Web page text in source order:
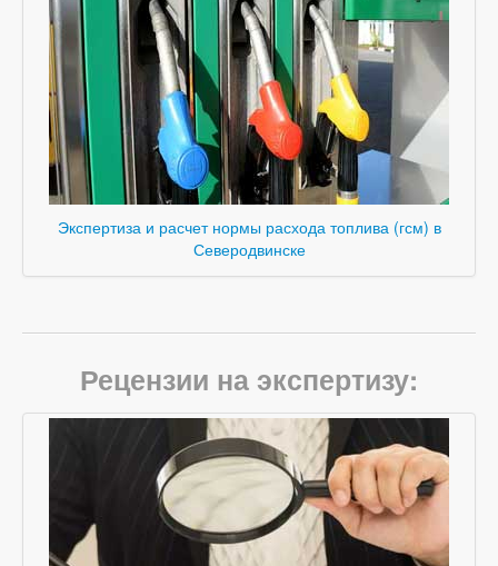
Экспертиза и расчет нормы расхода топлива (гсм) в
Северодвинске
Рецензии на экспертизу: